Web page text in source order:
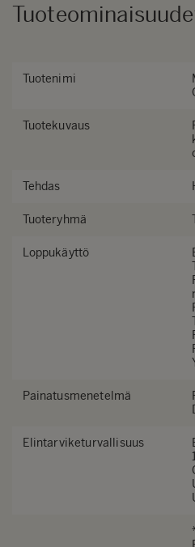
Tuotenimi
Tuotekuvaus
Tehdas
Tuoteryhmä
Loppukäyttö
Painatusmenetelmä
Elintarviketurvallisuus